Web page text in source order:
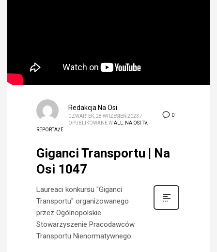
0
Redakcja Na Osi
CZWARTEK, 28 WRZESIEŃ 2023 /
OPUBLIKOWANE WALL NA OSI TV,
REPORTAŻE
Giganci Transportu | Na
Osi 1047
Laureaci konkursu "Giganci
Transportu" organizowanego
przez Ogólnopolskie
Stowarzyszenie Pracodawców
Transportu Nienormatywnego.